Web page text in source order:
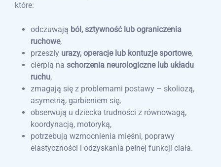
które:
odczuwają ból, sztywność lub ograniczenia
ruchowe,
przeszły urazy, operacje lub kontuzje sportowe,
cierpią na schorzenia neurologiczne lub układu
ruchu,
zmagają się z problemami postawy – skoliozą,
asymetrią, garbieniem się,
obserwują u dziecka trudności z równowagą,
koordynacją, motoryką,
potrzebują wzmocnienia mięśni, poprawy
elastyczności i odzyskania pełnej funkcji ciała.